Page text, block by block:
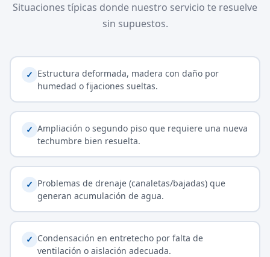
Situaciones típicas donde nuestro servicio te resuelve
sin supuestos.
✓ Estructura deformada, madera con daño por
humedad o fijaciones sueltas.
✓ Ampliación o segundo piso que requiere una nueva
techumbre bien resuelta.
✓ Problemas de drenaje (canaletas/bajadas) que
generan acumulación de agua.
✓ Condensación en entretecho por falta de
ventilación o aislación adecuada.